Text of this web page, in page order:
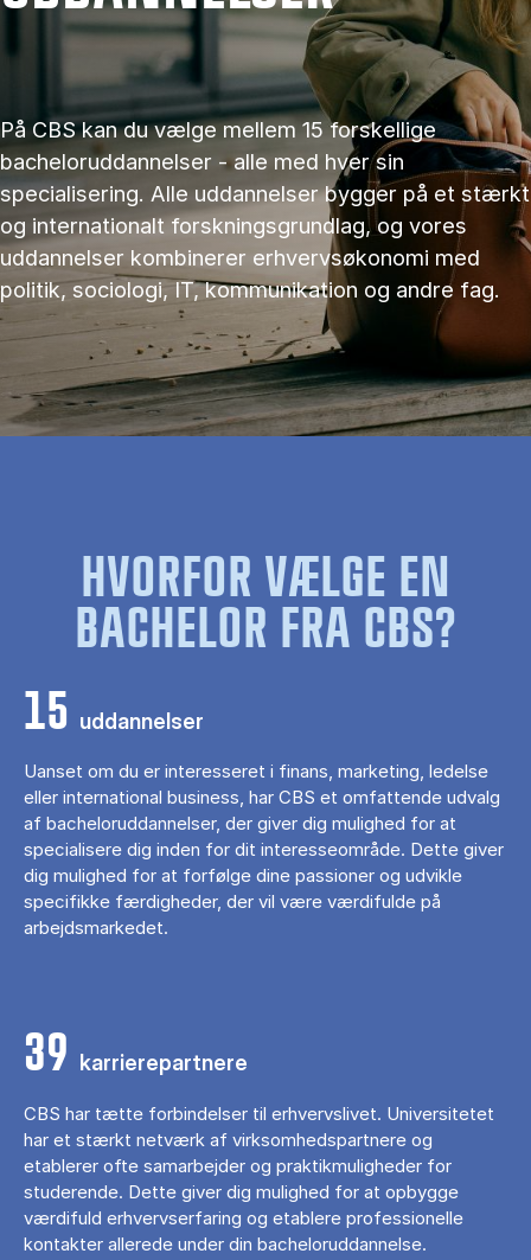
På CBS kan du vælge mellem 15 forskellige
bacheloruddannelser - alle med hver sin
specialisering. Alle uddannelser bygger på et stærkt
og internationalt forskningsgrundlag, og vores
uddannelser kombinerer erhvervsøkonomi med
politik, sociologi, IT, kommunikation og andre fag.
HVORFOR VÆLGE EN
BACHELOR FRA CBS?
15 uddannelser
Uanset om du er interesseret i finans, marketing, ledelse
eller international business, har CBS et omfattende udvalg
af bacheloruddannelser, der giver dig mulighed for at
specialisere dig inden for dit interesseområde. Dette giver
dig mulighed for at forfølge dine passioner og udvikle
specifikke færdigheder, der vil være værdifulde på
arbejdsmarkedet.
39 karrierepartnere
CBS har tætte forbindelser til erhvervslivet. Universitetet
har et stærkt netværk af virksomhedspartnere og
etablerer ofte samarbejder og praktikmuligheder for
studerende. Dette giver dig mulighed for at opbygge
værdifuld erhvervserfaring og etablere professionelle
kontakter allerede under din bacheloruddannelse.